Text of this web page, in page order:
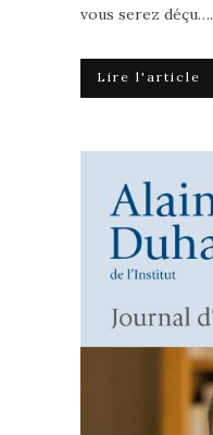
vous serez déçu….
Lire l'article